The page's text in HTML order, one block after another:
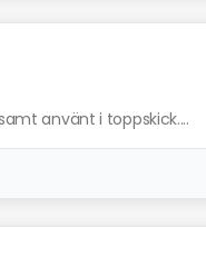
använt i toppskick....